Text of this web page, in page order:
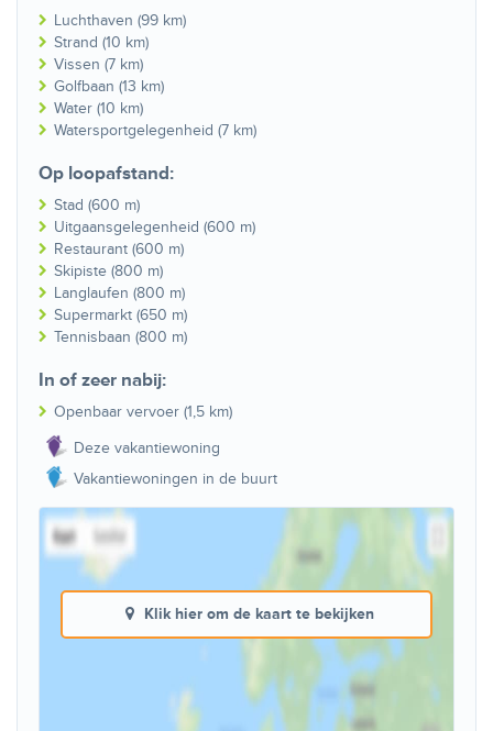
Luchthaven (99 km)
Strand (10 km)
Vissen (7 km)
Golfbaan (13 km)
Water (10 km)
Watersportgelegenheid (7 km)
Op loopafstand:
Stad (600 m)
Uitgaansgelegenheid (600 m)
Restaurant (600 m)
Skipiste (800 m)
Langlaufen (800 m)
Supermarkt (650 m)
Tennisbaan (800 m)
In of zeer nabij:
Openbaar vervoer (1,5 km)
Deze vakantiewoning
Vakantiewoningen in de buurt
Klik hier om de kaart te bekijken